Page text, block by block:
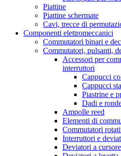
Piattine
Piattine schermate
Cavi, trecce di
Componenti elettromeccanici
Commutatori binari e
Commutatori, pulsanti,
Accessori per
interruttori
Cappucci
Cappucci
Piastrine e
Dadi e
Ampolle reed
Elementi di
Commutatori
Interruttori e
Deviatori a cursore